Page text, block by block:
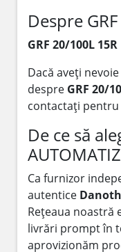
Despre
GRF 20/100L 15R
Dacă aveți
despre GRF 20/
contactați pentru
De ce să
Ca furnizor
autentice
Rețeaua noastră
livrări prompt în
aprovizionăm